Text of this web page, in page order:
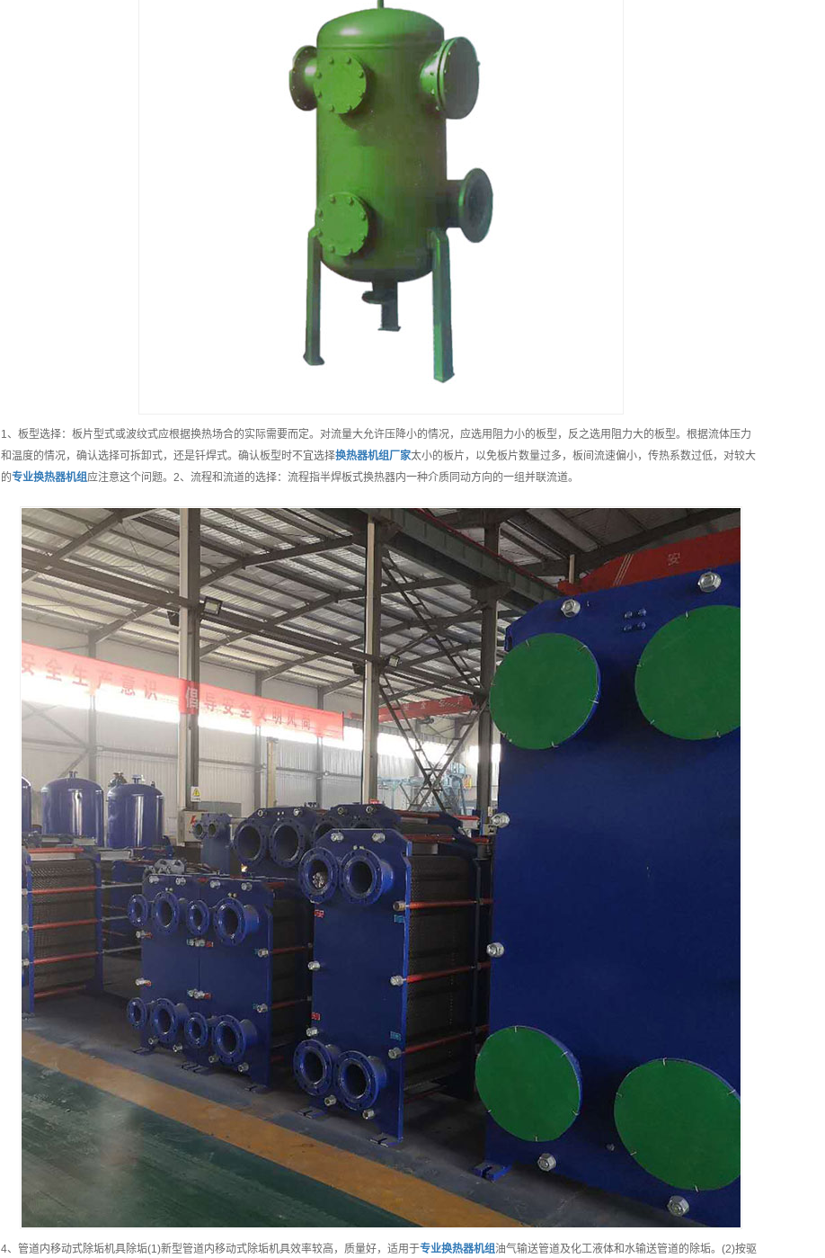
1、板型选择：板片型式或波纹式应根据换热场合的实际需要而定。对流量大允许压降小的情况，应选用阻力小的板型，反之选用阻力大的板型。根据流体压力
和温度的情况，确认选择可拆卸式，还是钎焊式。确认板型时不宜选择换热器机组厂家太小的板片，以免板片数量过多，板间流速偏小，传热系数过低，对较大
的专业换热器机组应注意这个问题。2、流程和流道的选择：流程指半焊板式换热器内一种介质同动方向的一组并联流道。
4、管道内移动式除垢机具除垢(1)新型管道内移动式除垢机具效率较高，质量好，适用于专业换热器机组油气输送管道及化工液体和水输送管道的除垢。(2)按驱